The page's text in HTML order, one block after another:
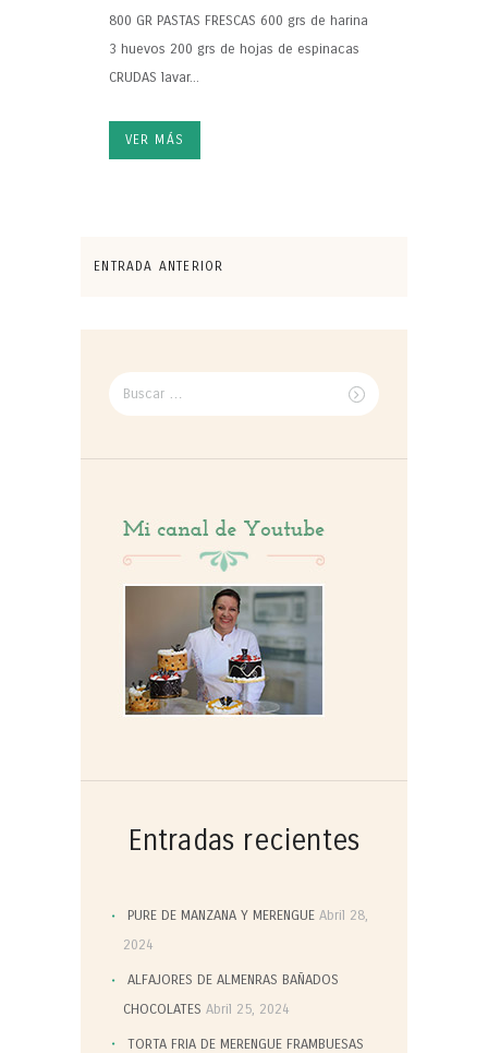
800 GR PASTAS FRESCAS 600 grs de harina
3 huevos 200 grs de hojas de espinacas
CRUDAS lavar...
VER MÁS
ENTRADA ANTERIOR
Buscar
por:
Entradas recientes
PURE DE MANZANA Y MERENGUE Abril 28,
2024
ALFAJORES DE ALMENRAS BAÑADOS
CHOCOLATES Abril 25, 2024
TORTA FRIA DE MERENGUE FRAMBUESAS